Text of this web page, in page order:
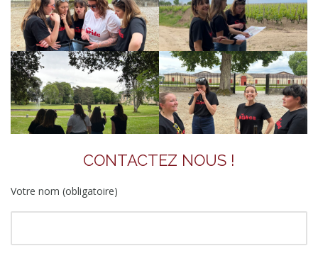
CONTACTEZ NOUS !
Votre nom (obligatoire)